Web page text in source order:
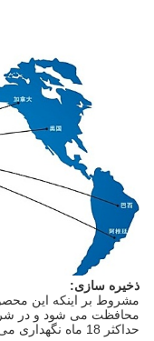
ذخیره سازی:
مشروط بر اینکه این
حداکثر 18 ماه نگهداری می شود.